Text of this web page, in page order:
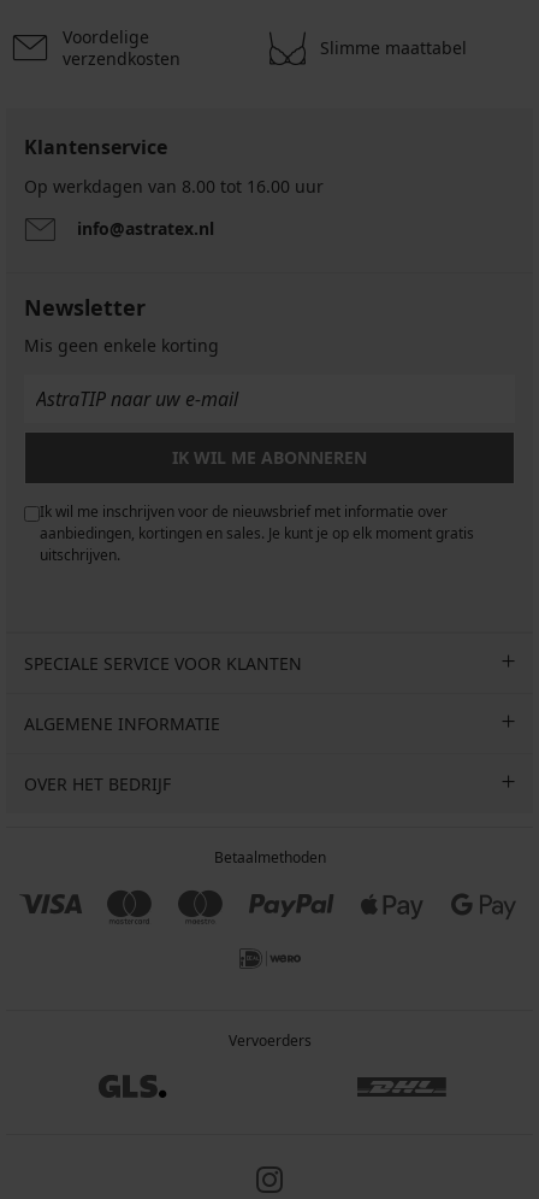
Voordelige
verzendkosten
Slimme maattabel
Klantenservice
Op werkdagen van 8.00 tot 16.00 uur
info@astratex.nl
Newsletter
Mis geen enkele korting
IK WIL ME ABONNEREN
Ik wil me inschrijven voor de nieuwsbrief met informatie over
aanbiedingen, kortingen en sales. Je kunt je op elk moment gratis
uitschrijven.
SPECIALE SERVICE VOOR KLANTEN
ALGEMENE INFORMATIE
OVER HET BEDRIJF
Betaalmethoden
Vervoerders